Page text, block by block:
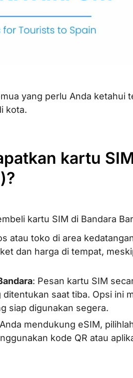
yang perlu Anda ketahui
kota.
kartu
kartu SIM di Bandara
atau toko di area
dan harga di tempat,
: Pesan kartu SIM
saat tiba. Opsi ini
siap digunakan segera.
mendukung eSIM,
kode QR atau